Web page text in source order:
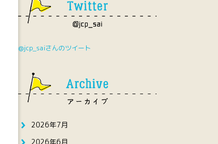
@jcp_saiさんのツイート
2026年7月
2026年6月